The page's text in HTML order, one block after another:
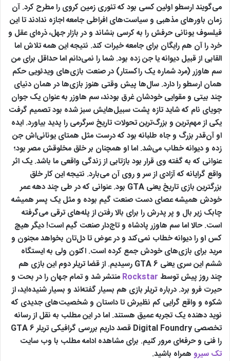
می‌گویند ارسطو اولین کسی بود که تئوری زمین کروی را مطرح کرد. آن
زمان باورهای مذهبی و سیاست‌های افراطی جامعه اجازه ندادند تا این
فیلسوف یونانی حرفش را به کرسی بنشاند و در بازار جهل، ذره‌ای عقل و
خرد را آن هم رایگان برای جامعه خیرات کند. نتیجه این همه تلاش اما
القابی از قبیل دیوانه یا جن‌ زده بود. شما را نمی‌دانم اما حداقل برای من
سم هاوزر (مرد شماره یک راکستار) در صنعت بازی‌های ویدئویی حکم
همان ارسطو را دارد. سال‌ها پیش وقتی هنوز بازی‌ها در همان دنیای
چند بیتی و مقوایی خودشان غرق بودند، سم هاوزر به عنوان یک جوان
جویای نام که شاید تازه پشت سبیل‌هایش سبز شده بود تصمیم گرفت
یکی از مهم‌ترین و بزرگ‌ترین تحولات تاریخ سرگرمی را پدید بیاورد. ایده
او آن‌قدر بزرگ و جاه طلبانه بود که درست مثل همتای یونانی‌اش جن
زده و دیوانه خطاب می‌شد. اما او همچنان بر خلق مخلوقش مصر بود؛
عنوانی که به گفته وی قرار بود بازتابی از زندگی واقعی ما باشد. یک اثر
واقع گرایانه که آزادی از سر و روی آن می‌بارد. نتیجه این کار خلق
بزرگترین بازی تاریخ یعنی GTA بود. عنوانی که در طی چند دهه عمر
خودش همیشه عصای دست صنعت گیم بوده و مثل یک پسر همیشه
چابک زیر بال و پر پدرش را برای بالا رفتن از پله‌های ترقی می‌گرفته
است. حالا اما سم هاوزر پادشاه و تاج‌دار صنعت گیم است! دیگر هیچ
کس او را دیوانه خطاب نمی‌کند و در عوض تا دل‌تان بخواهد مجنون و
مرید برای بازی‌های خودش جمع کرده است. اکنون ولی به ایستگاه
ششم این سری یعنی GTA 6 رسیدیم. از قضا تریلر دوم این بازی هم
چند روز پیش توسط Rockstar منتشر شد و تمام جهان را در بحت و
حیرت فرو برد. درباره تریلر بازی هم بسیار گفته‌اند و بسیار شنیده‌اید، از
شکوه و واقع گرایی کم نظیرش تا داستان و شخصیت‌های جدیدی که
نوید دهنده یک تجربه عمیق هستند. اما در این مطلب به نقل از رسانه
تخصصی Digital Foundry قصد داریم بررسی گرافیکی تریلر GTA 6
را فنی و حرفه‌ای مرور کنیم. برای مشاهده ادامه مطلب با وب سایت
تک سیرو همراه باشید.